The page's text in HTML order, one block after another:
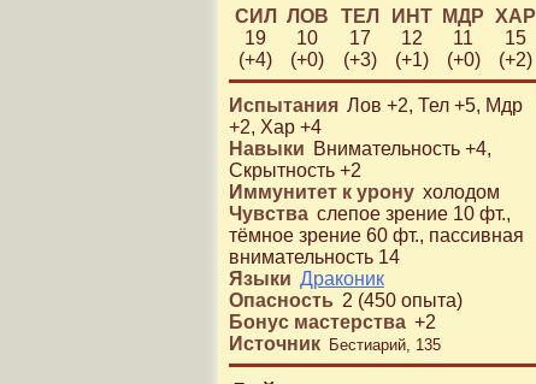
СИЛ
19
(+4)
ЛОВ
10
(+0)
ТЕЛ
17
(+3)
ИНТ
12
(+1)
МДР
11
(+0)
ХАР
15
(+2)
Испытания Лов +2, Тел +5, Мдр
+2, Хар +4
Навыки Внимательность +4,
Скрытность +2
Иммунитет к урону холодом
Чувства слепое зрение 10 фт.,
тёмное зрение 60 фт., пассивная
внимательность 14
Языки Драконик
Опасность 2 (450опыта)
Бонус мастерства +2
Источник Бестиарий, 135